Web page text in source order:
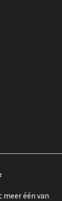
één van